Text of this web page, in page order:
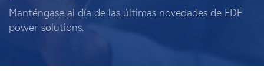
Terratenientes
Manténgase al día de las últimas novedades de EDF
power solutions.